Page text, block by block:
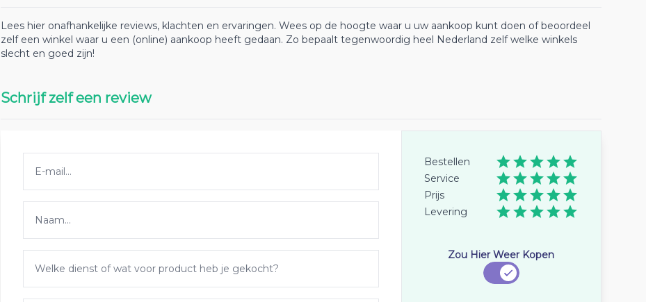
Lees hier onafhankelijke reviews, klachten en ervaringen. Wees op de hoogte waar u uw aankoop kunt doen of beoordeel
zelf een winkel waar u een (online) aankoop heeft gedaan. Zo bepaalt tegenwoordig heel Nederland zelf welke winkels
slecht en goed zijn!
Schrijf zelf een review
Bestellen
Service
Prijs
Levering
Zou Hier Weer Kopen